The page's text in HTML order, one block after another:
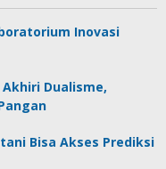
Inovasi
Akhiri Dualisme,
Bisa Akses Prediksi